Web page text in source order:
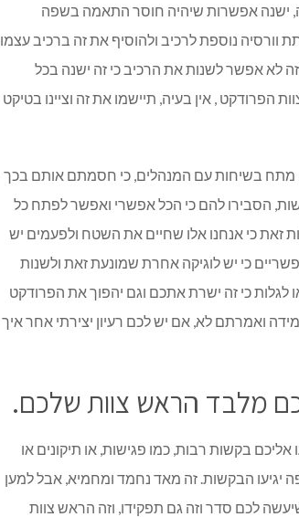
ישנה אפשרות שיהיה חוסר התאמה בשפה
וורסיה נוספת לרכיב ולהוסיף את זה ברכיב עצמו
לא אפשר לשנות את הרכיב כי זה ישנה בכל
הפרודקט , אין בעיה, תיישמו את זה וציינו בטיקט
מתח בשיחות עם המנהלים, כי חסמתם אותם בכך
הסבירו להם כי הכל אפשרי ואפשר לפתח כל
זאת כי אנחנו אלו שחיים את השטח ולפעמים יש
כי יש לוגיקה אחרת שמונעת זאת ולשנות
כי זה ישרת אתכם וגם יהפוך את הפרודקט
ואמרתם לא, אם יש לכם רעיון יצירתי אחר איך
מלבד הראש צוות שלכם.
בקשות רבות, כמו פגישות, או תיקונים או
יגיעו הבקשות. זה מאד נחמד ומחמיא, אבל למען
לכם סדר וזה גם תפקידו, וזה הראש צוות